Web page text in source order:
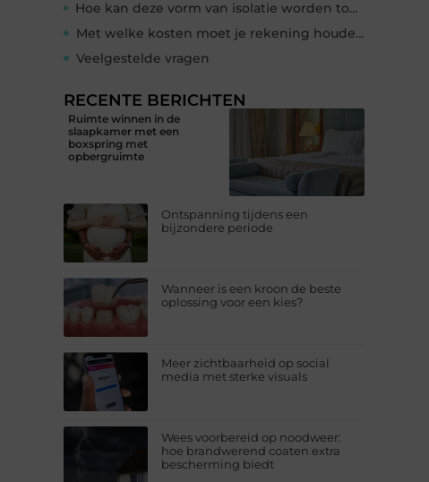
Hoe kan deze vorm van isolatie worden toegepast?
Met welke kosten moet je rekening houden?
Veelgestelde vragen
RECENTE BERICHTEN
Ruimte winnen in de
slaapkamer met een
boxspring met
opbergruimte
Ontspanning tijdens een
bijzondere periode
Wanneer is een kroon de beste
oplossing voor een kies?
Meer zichtbaarheid op social
media met sterke visuals
Wees voorbereid op noodweer:
hoe brandwerend coaten extra
bescherming biedt